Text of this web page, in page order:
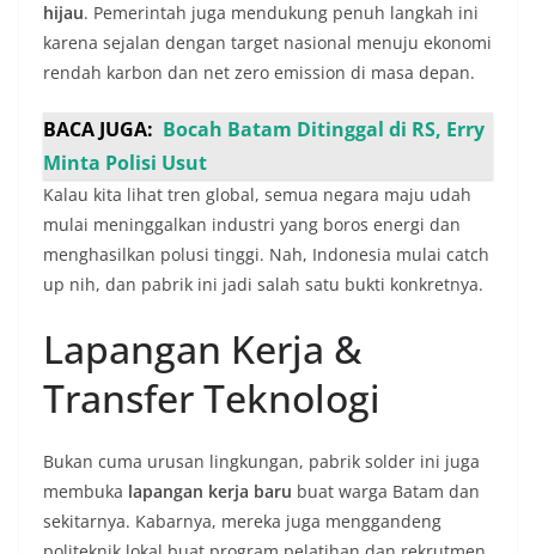
hijau. Pemerintah juga mendukung penuh langkah ini
karena sejalan dengan target nasional menuju ekonomi
rendah karbon dan net zero emission di masa depan.
BACA JUGA: Bocah Batam Ditinggal di RS, Erry
Minta Polisi Usut
Kalau kita lihat tren global, semua negara maju udah
mulai meninggalkan industri yang boros energi dan
menghasilkan polusi tinggi. Nah, Indonesia mulai catch
up nih, dan pabrik ini jadi salah satu bukti konkretnya.
Lapangan Kerja &
Transfer Teknologi
Bukan cuma urusan lingkungan, pabrik solder ini juga
membuka lapangan kerja baru buat warga Batam dan
sekitarnya. Kabarnya, mereka juga menggandeng